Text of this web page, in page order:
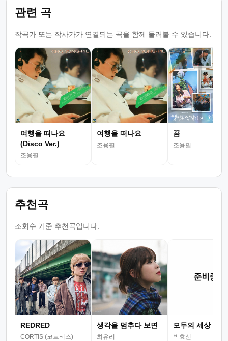
관련 곡
작곡가 또는 작사가가 연결되는 곡을 함께 둘러볼 수 있습니다.
여행을 떠나요
(Disco Ver.)
조용필
여행을 떠나요
조용필
꿈
조용필
추천곡
조회수 기준 추천곡입니다.
REDRED
CORTIS (코르티스)
생각을 멈추다 보면
최유리
모두의 세상 (뮤
박효신